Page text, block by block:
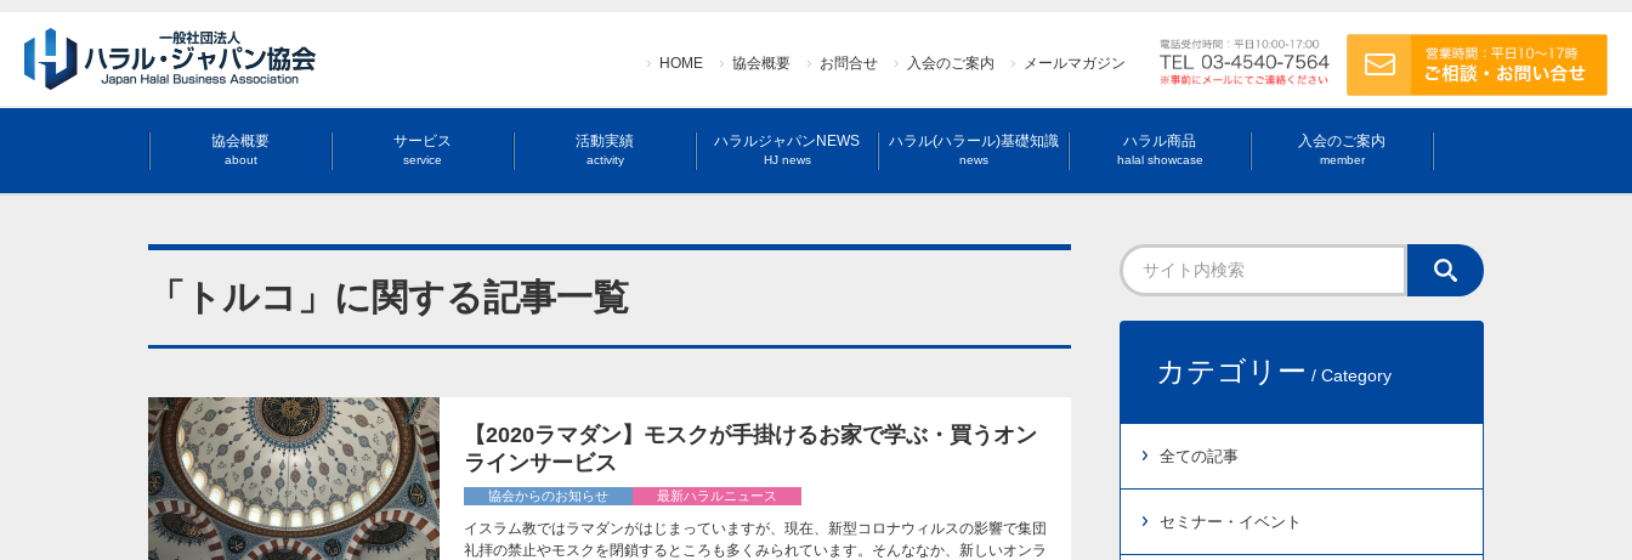
HOME 協会概要 お問合せ 入会のご案内 メールマガジン
協会概要
about
サービス
service
活動実績
activity
ハラルジャパンNEWS
HJ news
ハラル(ハラール)基礎知識
news
ハラル商品
halal showcase
入会のご案内
member
「トルコ」に関する記事一覧
【2020ラマダン】モスクが手掛けるお家で学ぶ・買うオン
ラインサービス
協会からのお知らせ 最新ハラルニュース
イスラム教ではラマダンがはじまっていますが、現在、新型コロナウィルスの影響で集団
礼拝の禁止やモスクを閉鎖するところも多くみられています。そんななか、新しいオンラ
カテゴリー / Category
全ての記事
セミナー・イベント